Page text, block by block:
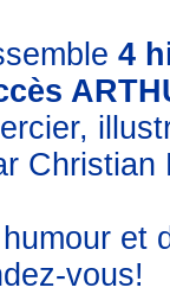
4
Christian
et
vous!